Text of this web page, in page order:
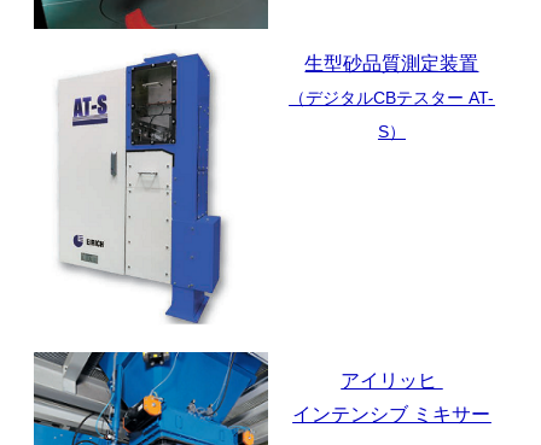
生型砂品質測定装置
（デジタルCBテスター AT-
S）
アイリッヒ
インテンシブ ミキサー